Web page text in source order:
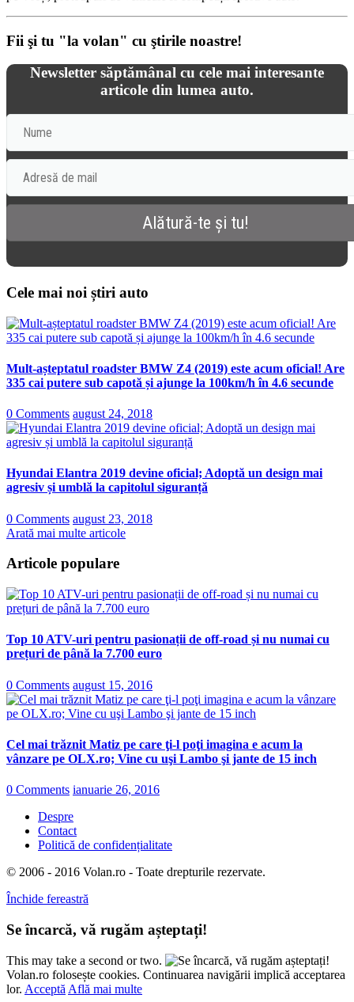
Fii şi tu "la volan" cu ştirile noastre!
Newsletter săptămânal cu cele mai interesante
articole din lumea auto.
Cele mai noi știri auto
Mult-așteptatul roadster BMW Z4 (2019) este acum oficial! Are
335 cai putere sub capotă și ajunge la 100km/h în 4.6 secunde
0 Comments august 24, 2018
Hyundai Elantra 2019 devine oficial; Adoptă un design mai
agresiv și umblă la capitolul siguranță
0 Comments august 23, 2018
Arată mai multe articole
Articole populare
Top 10 ATV-uri pentru pasionații de off-road și nu numai cu
prețuri de până la 7.700 euro
0 Comments august 15, 2016
Cel mai trăznit Matiz pe care ţi-l poţi imagina e acum la
vânzare pe OLX.ro; Vine cu uşi Lambo şi jante de 15 inch
0 Comments ianuarie 26, 2016
Despre
Contact
Politică de confidențialitate
© 2006 - 2016 Volan.ro - Toate drepturile rezervate.
Închide fereastră
Se încarcă, vă rugăm așteptați!
This may take a second or two.
Volan.ro folosește cookies. Continuarea navigării implică acceptarea
lor. Acceptă Află mai multe